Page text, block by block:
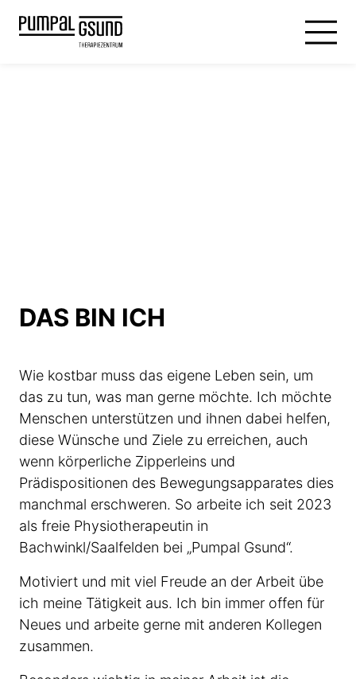
DAS BIN ICH
Wie kostbar muss das eigene Leben sein, um
das zu tun, was man gerne möchte. Ich möchte
Menschen unterstützen und ihnen dabei helfen,
diese Wünsche und Ziele zu erreichen, auch
wenn körperliche Zipperleins und
Prädispositionen des Bewegungsapparates dies
manchmal erschweren. So arbeite ich seit 2023
als freie Physiotherapeutin in
Bachwinkl/Saalfelden bei „Pumpal Gsund“.
Motiviert und mit viel Freude an der Arbeit übe
ich meine Tätigkeit aus. Ich bin immer offen für
Neues und arbeite gerne mit anderen Kollegen
zusammen.